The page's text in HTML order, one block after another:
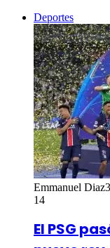
Deportes
Emmanuel Diaz
14
El PSG